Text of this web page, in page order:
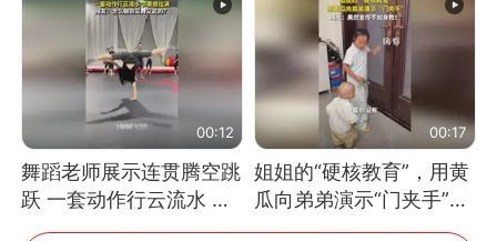
吗？”“或将成为首位考级
不带古筝的选手。”（来
源：新华每日电讯）
00:12
舞蹈老师展示连贯腾空跳
跃 一套动作行云流水 节
奏感拉满 网友：怎么做
00:17
姐姐的“硬核教育”，用黄
瓜向弟弟演示“门夹手”，
网友：果然言传不如身